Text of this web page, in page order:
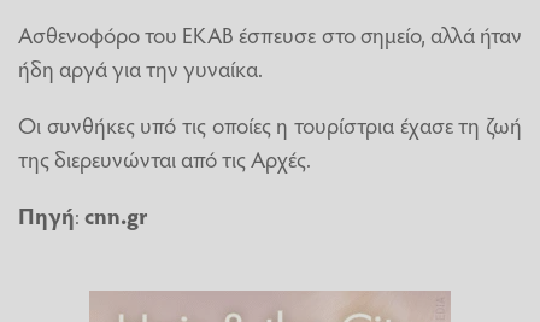
Ασθενοφόρο του ΕΚΑΒ έσπευσε στο σημείο, αλλά ήταν
ήδη αργά για την γυναίκα.
Οι συνθήκες υπό τις οποίες η τουρίστρια έχασε τη ζωή
της διερευνώνται από τις Αρχές.
Πηγή:cnn.gr